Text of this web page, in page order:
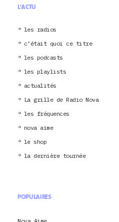
L'ACTU
les radios
c’était quoi ce titre
les podcasts
les playlists
actualités
La grille de Radio Nova
les fréquences
nova aime
le shop
la dernière tournée
POPULAIRES